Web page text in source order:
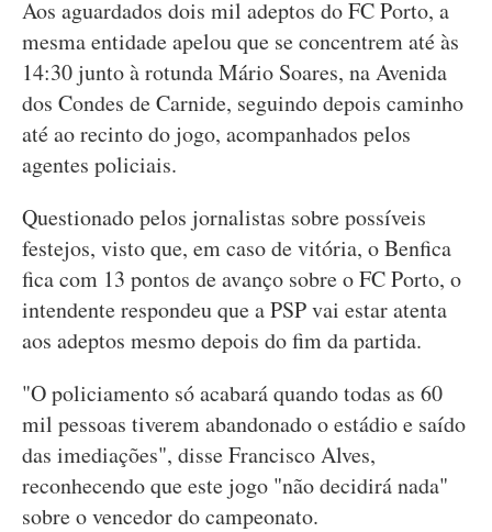
Aos aguardados dois mil adeptos do FC Porto, a
mesma entidade apelou que se concentrem até às
14:30 junto à rotunda Mário Soares, na Avenida
dos Condes de Carnide, seguindo depois caminho
até ao recinto do jogo, acompanhados pelos
agentes policiais.
Questionado pelos jornalistas sobre possíveis
festejos, visto que, em caso de vitória, o Benfica
fica com 13 pontos de avanço sobre o FC Porto, o
intendente respondeu que a PSP vai estar atenta
aos adeptos mesmo depois do fim da partida.
"O policiamento só acabará quando todas as 60
mil pessoas tiverem abandonado o estádio e saído
das imediações", disse Francisco Alves,
reconhecendo que este jogo "não decidirá nada"
sobre o vencedor do campeonato.